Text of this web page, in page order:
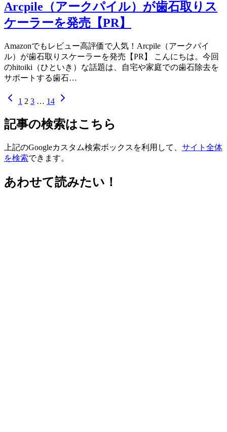
Arcpile（アークパイル）が歯石取りス
ケーラーを発売【PR】
Amazonでもレビュー高評価で人気！Arcpile（アークパイ
ル）が歯石取りスケーラーを発売【PR】 こんにちは。今回
のhitoiki（ひといき）な話題は、自宅や家庭での歯石除去を
サポートする歯石…
1 2 3 … 14
記事の検索はこちら
上記のGoogleカスタム検索ボックスを利用して、 サイト全体
を検索できます。
あわせて読みたい！